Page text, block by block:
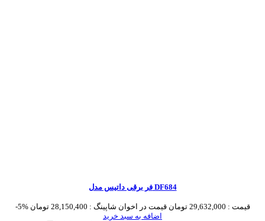
فر برقی داتیس مدل DF684
-5% قیمت : 29,632,000 تومان قیمت در اخوان شاپینگ : 28,150,400 تومان
اضافه به سبد خرید